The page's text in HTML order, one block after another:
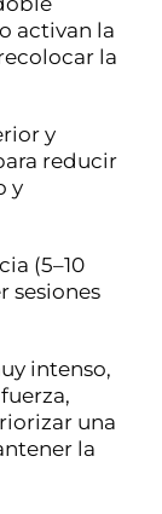
activan la
la
y
reducir
y
(5–10
sesiones
intenso,
una
la